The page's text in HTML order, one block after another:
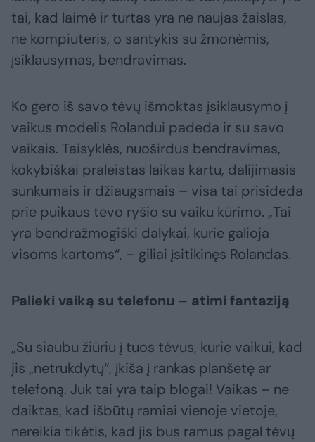
tai, kad laimė ir turtas yra ne naujas žaislas,
ne kompiuteris, o santykis su žmonėmis,
įsiklausymas, bendravimas.
Ko gero iš savo tėvų išmoktas įsiklausymo į
vaikus modelis Rolandui padeda ir su savo
vaikais. Taisyklės, nuoširdus bendravimas,
kokybiškai praleistas laikas kartu, dalijimasis
sunkumais ir džiaugsmais – visa tai prisideda
prie puikaus tėvo ryšio su vaiku kūrimo. „Tai
yra bendražmogiški dalykai, kurie galioja
visoms kartoms“, – giliai įsitikinęs Rolandas.
Palieki vaiką su telefonu – atimi fantaziją
„Su siaubu žiūriu į tuos tėvus, kurie vaikui, kad
jis „netrukdytų“, įkiša į rankas planšetę ar
telefoną. Juk tai yra taip blogai! Vaikas – ne
daiktas, kad išbūtų ramiai vienoje vietoje,
nereikia tikėtis, kad jis bus ramus pagal tėvų